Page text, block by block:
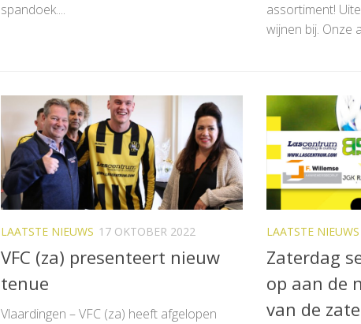
spandoek....
assortiment!
wijnen bij. Onze
LAATSTE NIEUWS 17 OKTOBER 2022
VFC (za) presenteert nieuw
tenue
Vlaardingen – VFC (za) heeft afgelopen
LAATSTE NIEUWS
Zaterdag
op aan de
van de